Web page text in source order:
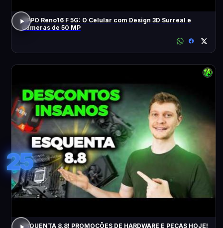
OPPO Reno16 F 5G: O Celular com Design 3D Surreal e
Câmeras de 50 MP
25
ESQUENTA 8.8! PROMOÇÕES DE HARDWARE E PEÇAS HOJE!